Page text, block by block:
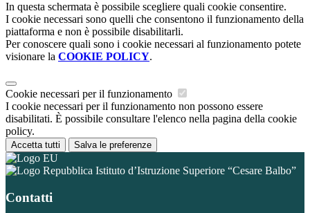
In questa schermata è possibile scegliere quali cookie consentire.
I cookie necessari sono quelli che consentono il funzionamento della
piattaforma e non è possibile disabilitarli.
Per conoscere quali sono i cookie necessari al funzionamento potete
visionare la COOKIE POLICY.
Cookie necessari per il funzionamento
I cookie necessari per il funzionamento non possono essere
disabilitati. È possibile consultare l'elenco nella pagina della cookie
policy.
Accetta tutti Salva le preferenze
Istituto d’Istruzione Superiore “Cesare Balbo”
Contatti